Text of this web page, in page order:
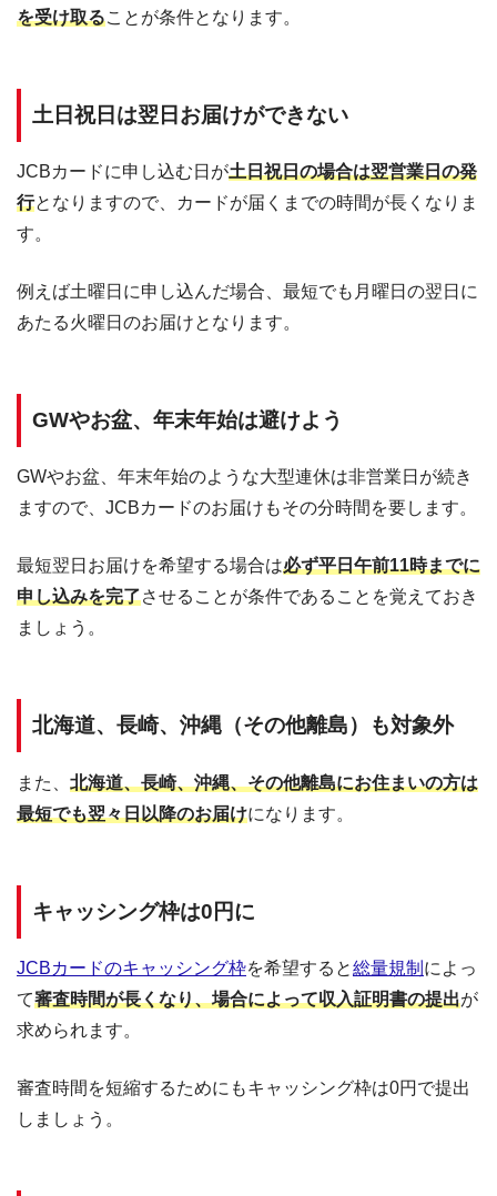
を受け取ることが条件となります。
土日祝日は翌日お届けができない
JCBカードに申し込む日が土日祝日の場合は翌営業日の発
行となりますので、カードが届くまでの時間が長くなりま
す。
例えば土曜日に申し込んだ場合、最短でも月曜日の翌日に
あたる火曜日のお届けとなります。
GWやお盆、年末年始は避けよう
GWやお盆、年末年始のような大型連休は非営業日が続き
ますので、JCBカードのお届けもその分時間を要します。
最短翌日お届けを希望する場合は必ず平日午前11時までに
申し込みを完了させることが条件であることを覚えておき
ましょう。
北海道、長崎、沖縄（その他離島）も対象外
また、 北海道、長崎、沖縄、その他離島にお住まいの方は
最短でも翌々日以降のお届けになります。
キャッシング枠は0円に
JCBカードのキャッシング枠を希望すると総量規制 によっ
て審査時間が長くなり、場合によって収入証明書の提出が
求められます。
審査時間を短縮するためにもキャッシング枠は0円で提出
しましょう。